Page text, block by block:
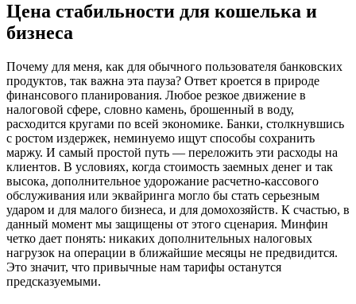
Цена стабильности для кошелька и
бизнеса
Почему для меня, как для обычного пользователя банковских
продуктов, так важна эта пауза? Ответ кроется в природе
финансового планирования. Любое резкое движение в
налоговой сфере, словно камень, брошенный в воду,
расходится кругами по всей экономике. Банки, столкнувшись
с ростом издержек, неминуемо ищут способы сохранить
маржу. И самый простой путь — переложить эти расходы на
клиентов. В условиях, когда стоимость заемных денег и так
высока, дополнительное удорожание расчетно-кассового
обслуживания или эквайринга могло бы стать серьезным
ударом и для малого бизнеса, и для домохозяйств. К счастью, в
данный момент мы защищены от этого сценария. Минфин
четко дает понять: никаких дополнительных налоговых
нагрузок на операции в ближайшие месяцы не предвидится.
Это значит, что привычные нам тарифы останутся
предсказуемыми.